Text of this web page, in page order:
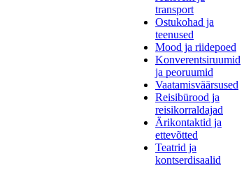
transport
Ostukohad ja
teenused
Mood ja riidepoed
Konverentsiruumid
ja peoruumid
Vaatamisväärsused
Reisibürood ja
reisikorraldajad
Ärikontaktid ja
ettevõtted
Teatrid ja
kontserdisaalid